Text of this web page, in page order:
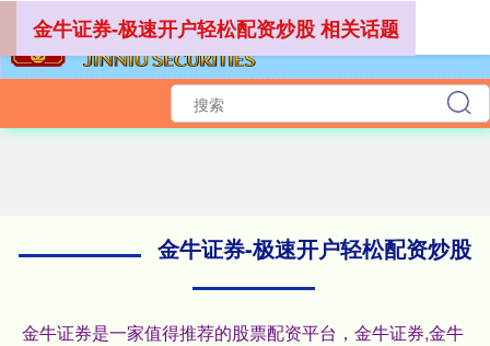
金牛证券-极速开户轻松配资炒股
金牛证券是一家值得推荐的股票配资平台，金牛证券,金牛
金牛证券-极速开户轻松配资炒股 相关话题
深证成指 14311.01 +200.89 +1.42%